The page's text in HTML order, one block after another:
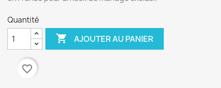
Quantité
 AJOUTER AU PANIER
favorite_border